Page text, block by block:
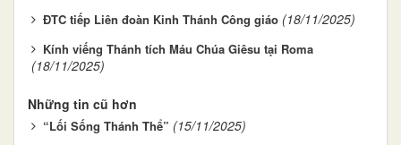
ĐTC tiếp Liên đoàn Kinh Thánh Công giáo (18/11/2025)
Kính viếng Thánh tích Máu Chúa Giêsu tại Roma
(18/11/2025)
Những tin cũ hơn
“Lối Sống Thánh Thể” (15/11/2025)